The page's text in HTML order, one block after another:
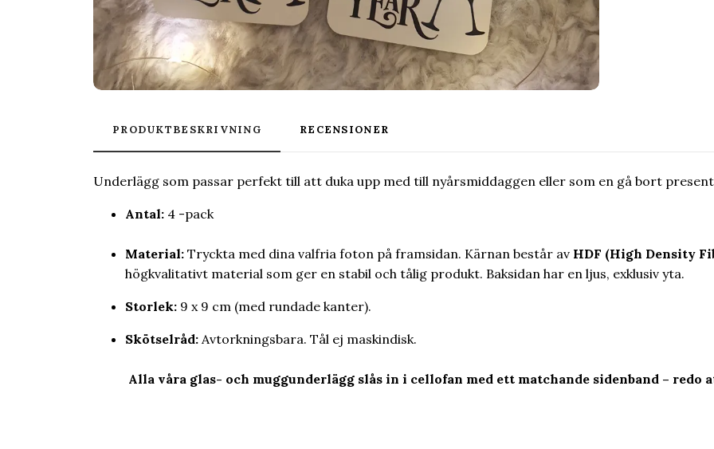
PRODUKTBESKRIVNING RECENSIONER
Underlägg som passar perfekt till att duka upp med till nyårsmiddaggen eller som en gå bort present
Antal: 4 -pack
Material: Tryckta med dina valfria foton på framsidan. Kärnan består av HDF (High Density
högkvalitativt material som ger en stabil och tålig produkt. Baksidan har en ljus, exklusiv yta.
Storlek: 9 x 9 cm (med rundade kanter).
Skötselråd: Avtorkningsbara. Tål ej maskindisk.
Alla våra glas- och muggunderlägg slås in i cellofan med ett matchande sidenband – redo